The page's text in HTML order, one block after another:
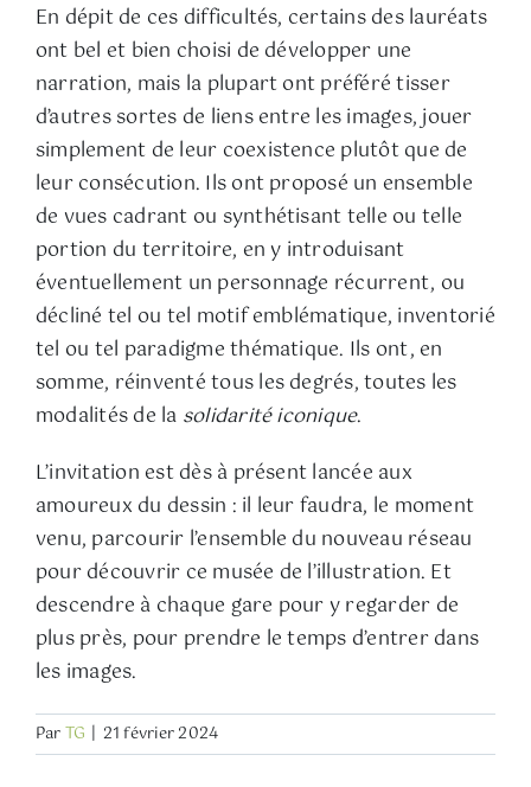
En dépit de ces difficultés, certains des lauréats
ont bel et bien choisi de développer une
narration, mais la plupart ont préféré tisser
d’autres sortes de liens entre les images, jouer
simplement de leur coexistence plutôt que de
leur consécution. Ils ont proposé un ensemble
de vues cadrant ou synthétisant telle ou telle
portion du territoire, en y introduisant
éventuellement un personnage récurrent, ou
décliné tel ou tel motif emblématique, inventorié
tel ou tel paradigme thématique. Ils ont, en
somme, réinventé tous les degrés, toutes les
modalités de la solidarité iconique.
L’invitation est dès à présent lancée aux
amoureux du dessin : il leur faudra, le moment
venu, parcourir l’ensemble du nouveau réseau
pour découvrir ce musée de l’illustration. Et
descendre à chaque gare pour y regarder de
plus près, pour prendre le temps d’entrer dans
les images.
ParTG | 21 février 2024